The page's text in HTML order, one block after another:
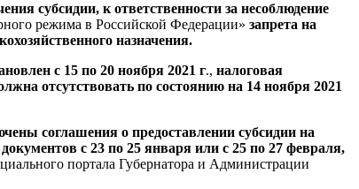
субсидии, к ответственности за несоблюдение
режима в Российской Федерации» запрета на
назначения.
с 15 по 20 ноября 2021 г., налоговая
отсутствовать по состоянию на 14 ноября 2021
соглашения о предоставлении субсидии на
с 23 по 25 января или с 25 по 27 февраля,
портала Губернатора и Администрации